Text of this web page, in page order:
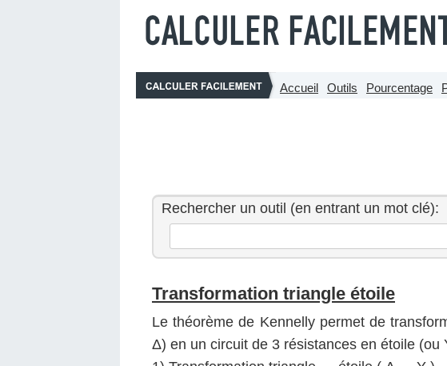
Accueil Outils Pourcentage
Rechercher un outil (en entrant un mot clé):
Transformation triangle étoile
Le théorème de Kennelly permet de
Δ) en un circuit de 3 résistances en étoile